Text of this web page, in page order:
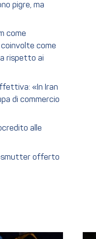
pigre, ma
come
come
rispetto ai
«In Iran
di commercio
alle
offerto